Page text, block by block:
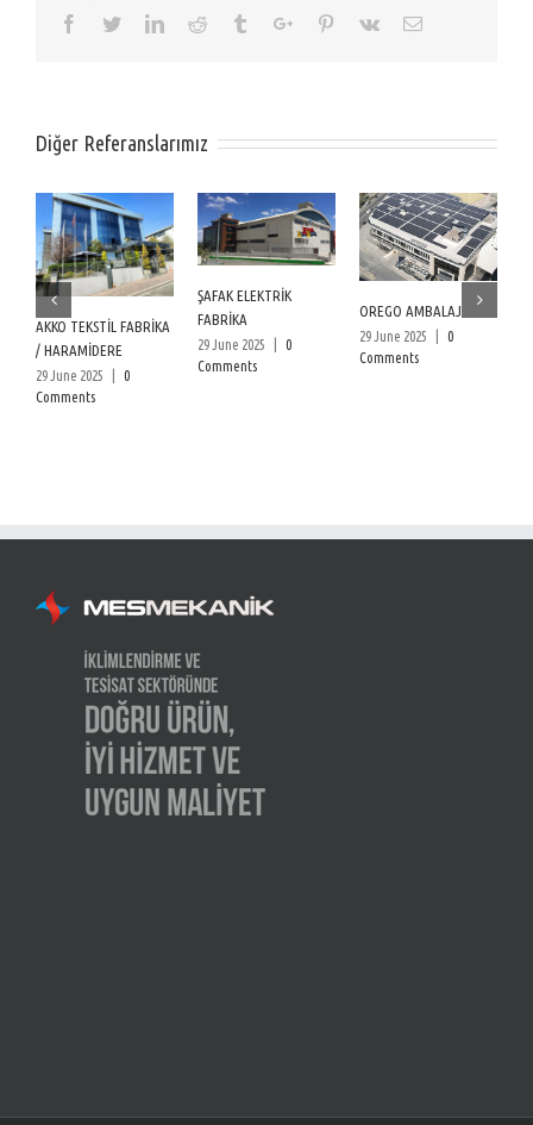
Facebook
TwitterLinkedinReddit TumblrGoogle+Pinterest
Vk Email
Diğer Referanslarımız
AKKO TEKSTİL FABRİKA
/ HARAMİDERE
29 June 2025
0
Comments
ŞAFAK ELEKTRİK
FABRİKA
29 June 2025
0
Comments
OREGO AMBALAJ
29 June 2025
0
Comments